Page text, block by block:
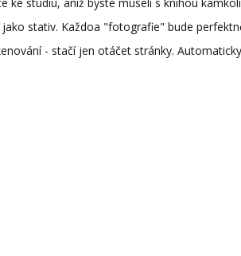
stativ. Každoa "fotografie" bude
- stačí jen otáčet stránky.